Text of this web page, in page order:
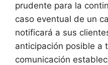
prudente para la
caso eventual de un
notificará a sus
anticipación posible a
comunicación